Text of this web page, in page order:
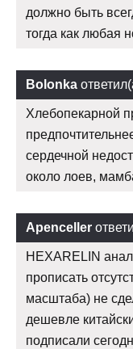
должно быть
тогда как любая
Bolonka
Хлебопекарной
сердечной
около лоев,
Apenceller
HEXARELIN
прописать
масштаба) не
дешевле
подписали